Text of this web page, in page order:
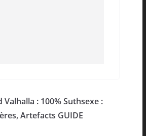
Valhalla : 100% Suthsexe :
Artefacts GUIDE